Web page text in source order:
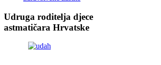
Udruga roditelja djece
astmatičara Hrvatske